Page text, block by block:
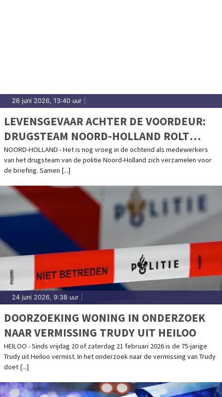
26 juni 2026, 13:40 uur
LEVENSGEVAAR ACHTER DE VOORDEUR:
DRUGSTEAM NOORD-HOLLAND ROLT
HENNEPKWEKERIJEN OP
NOORD-HOLLAND - Het is nog vroeg in de ochtend als medewerkers
van het drugsteam van de politie Noord-Holland zich verzamelen voor
de briefing. Samen [...]
24 juni 2026, 9:38 uur
DOORZOEKING WONING IN ONDERZOEK
NAAR VERMISSING TRUDY UIT HEILOO
HEILOO - Sinds vrijdag 20 of zaterdag 21 februari 2026 is de 75-jarige
Trudy uit Heiloo vermist. In het onderzoek naar de vermissing van Trudy
doet [...]